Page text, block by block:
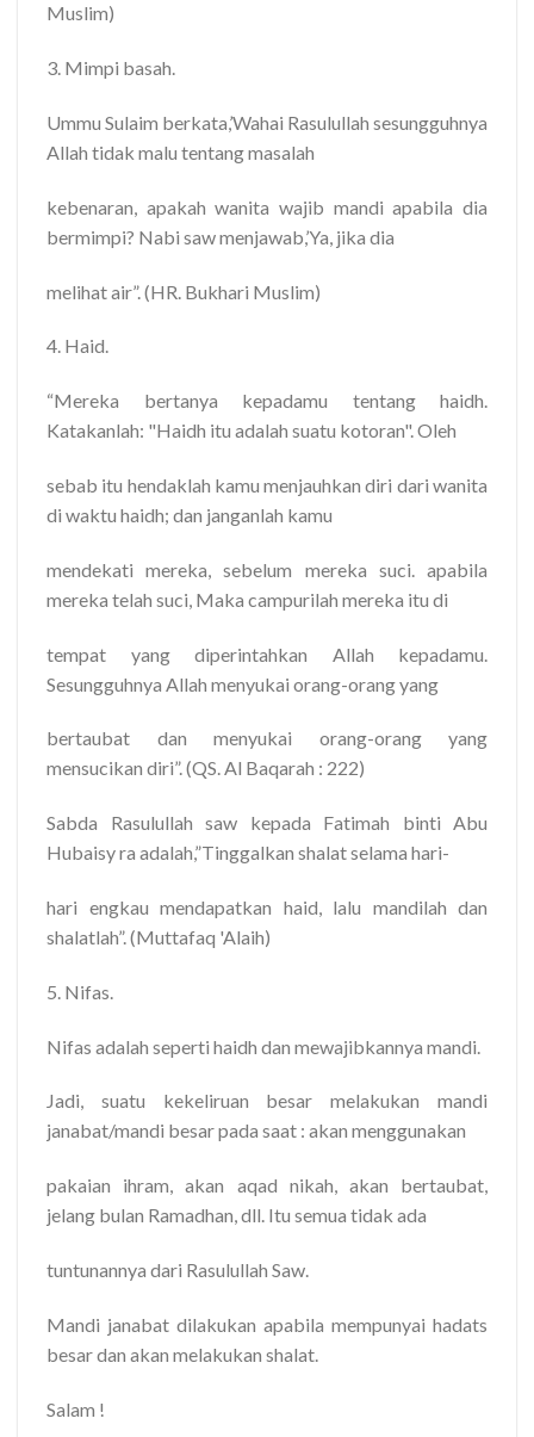
Muslim)
3. Mimpi basah.
Ummu Sulaim berkata,’Wahai Rasulullah sesungguhnya
Allah tidak malu tentang masalah
kebenaran, apakah wanita wajib mandi apabila dia
bermimpi? Nabi saw menjawab,’Ya, jika dia
melihat air”. (HR. Bukhari Muslim)
4. Haid.
“Mereka bertanya kepadamu tentang haidh.
Katakanlah: "Haidh itu adalah suatu kotoran". Oleh
sebab itu hendaklah kamu menjauhkan diri dari wanita
di waktu haidh; dan janganlah kamu
mendekati mereka, sebelum mereka suci. apabila
mereka telah suci, Maka campurilah mereka itu di
tempat yang diperintahkan Allah kepadamu.
Sesungguhnya Allah menyukai orang-orang yang
bertaubat dan menyukai orang-orang yang
mensucikan diri”. (QS. Al Baqarah : 222)
Sabda Rasulullah saw kepada Fatimah binti Abu
Hubaisy ra adalah,”Tinggalkan shalat selama hari-
hari engkau mendapatkan haid, lalu mandilah dan
shalatlah”. (Muttafaq 'Alaih)
5. Nifas.
Nifas adalah seperti haidh dan mewajibkannya mandi.
Jadi, suatu kekeliruan besar melakukan mandi
janabat/mandi besar pada saat : akan menggunakan
pakaian ihram, akan aqad nikah, akan bertaubat,
jelang bulan Ramadhan, dll. Itu semua tidak ada
tuntunannya dari Rasulullah Saw.
Mandi janabat dilakukan apabila mempunyai hadats
besar dan akan melakukan shalat.
Salam !